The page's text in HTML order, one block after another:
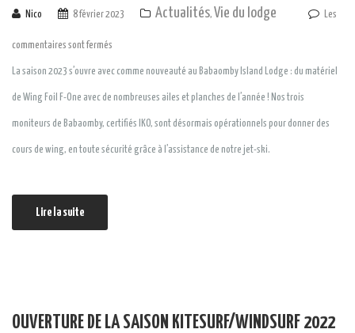
Nico 8 février 2023 Actualités, Vie du lodge Les
commentaires sont fermés
La saison 2023 s’ouvre avec comme nouveauté au Babaomby Island Lodge : du matériel
de Wing Foil F-One avec de nombreuses ailes et planches de l’année ! Nos trois
moniteurs de Babaomby, certifiés IKO, sont désormais opérationnels pour donner des
cours de wing, en toute sécurité grâce à l’assistance de notre jet-ski.
Lire la suite
OUVERTURE DE LA SAISON KITESURF/WINDSURF 2022